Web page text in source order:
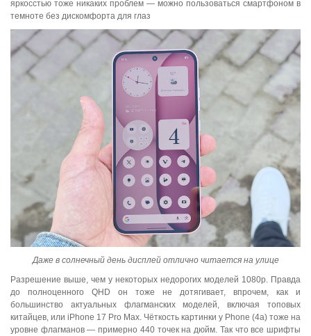
яркосстью тоже никаких проблем — можно пользоваться смартфоном в
темноте без дискомфорта для глаз
Даже в солнечный день дисплей отлично читается на улице
Разрешение выше, чем у некоторых недорогих моделей 1080p. Правда
до полноценного QHD он тоже не дотягивает, впрочем, как и
большинство актуальных флагманских моделей, включая топовых
китайцев, или iPhone 17 Pro Max. Чёткость картинки у Phone (4a) тоже на
уровне флагманов — примерно 440 точек на дюйм. Так что все шрифты